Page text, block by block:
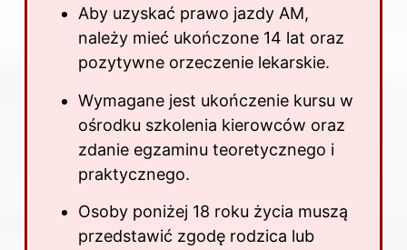
Aby uzyskać prawo jazdy AM,
należy mieć ukończone 14 lat oraz
pozytywne orzeczenie lekarskie.
Wymagane jest ukończenie kursu w
ośrodku szkolenia kierowców oraz
zdanie egzaminu teoretycznego i
praktycznego.
Osoby poniżej 18 roku życia muszą
przedstawić zgodę rodzica lub